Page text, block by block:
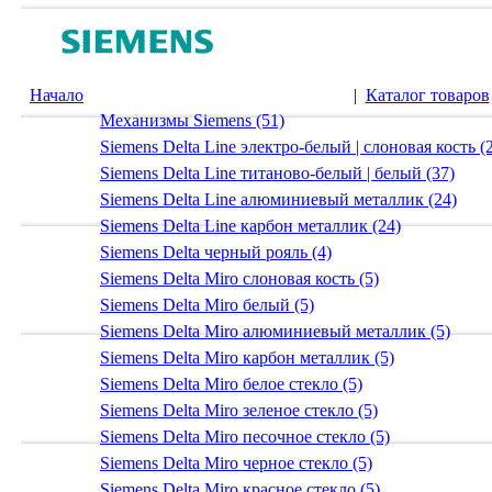
Начало | Каталог товаров
Механизмы Siemens (51)
Siemens Delta Line электро-белый | слоновая кость
Siemens Delta Line титаново-белый | белый (37)
Siemens Delta Line алюминиевый металлик (24)
Siemens Delta Line карбон металлик (24)
Siemens Delta черный рояль (4)
Siemens Delta Miro слоновая кость (5)
Siemens Delta Miro белый (5)
Siemens Delta Miro алюминиевый металлик (5)
Siemens Delta Miro карбон металлик (5)
Siemens Delta Miro белое стекло (5)
Siemens Delta Miro зеленое стекло (5)
Siemens Delta Miro песочное стекло (5)
Siemens Delta Miro черное стекло (5)